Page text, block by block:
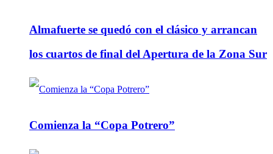
Almafuerte se quedó con el clásico y arrancan
los cuartos de final del Apertura de la Zona Sur
Comienza la “Copa Potrero”